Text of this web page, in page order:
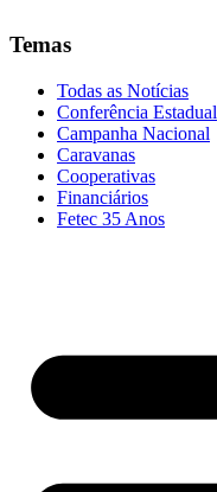
Temas
Todas as Notícias
Conferência Estadual
Campanha Nacional
Caravanas
Cooperativas
Financiários
Fetec 35 Anos